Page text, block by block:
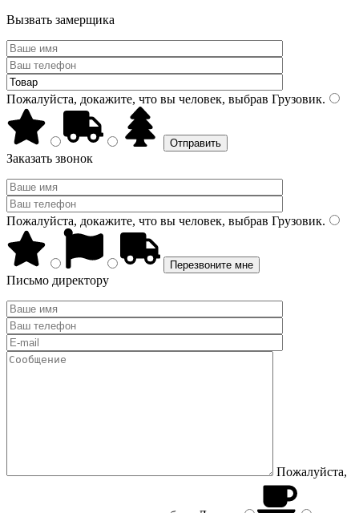
Вызвать замерщика
Пожалуйста, докажите, что вы человек, выбрав Грузовик.
Заказать звонок
Пожалуйста, докажите, что вы человек, выбрав Грузовик.
Письмо директору
Пожалуйста,